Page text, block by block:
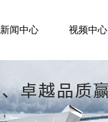
新闻中心 视频中心